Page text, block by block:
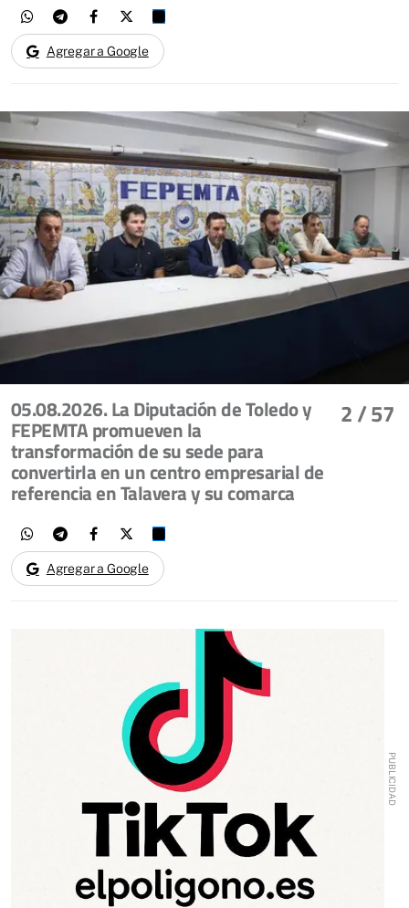
Agregar a Google
2/ 57
05.08.2026. La Diputación de Toledo y
FEPEMTA promueven la
transformación de su sede para
convertirla en un centro empresarial de
referencia en Talavera y su comarca
Agregar a Google